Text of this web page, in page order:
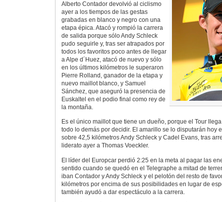
Alberto Contador devolvió al ciclismo
ayer a los tiempos de las gestas
grabadas en blanco y negro con una
etapa épica. Atacó y rompió la carrera
de salida porque sólo Andy Schleck
pudo seguirle y, tras ser atrapados por
todos los favoritos poco antes de llegar
a Alpe d´Huez, atacó de nuevo y sólo
en los últimos kilómetros le superaron
Pierre Rolland, ganador de la etapa y
nuevo maillot blanco, y Samuel
Sánchez, que aseguró la presencia de
Euskaltel en el podio final como rey de
la montaña.
Es el único maillot que tiene un dueño, porque el Tour
todo lo demás por decidir. El amarillo se lo disputarán hoy
sobre 42,5 kilómetros Andy Schleck y Cadel Evans, tras
liderato ayer a Thomas Voeckler.
El líder del Europcar perdió 2:25 en la meta al pagar las
sentido cuando se quedó en el Telegraphe a mitad de
iban Contador y Andy Schleck y el pelotón del resto de
kilómetros por encima de sus posibilidades en lugar de
también ayudó a dar espectáculo a la carrera.